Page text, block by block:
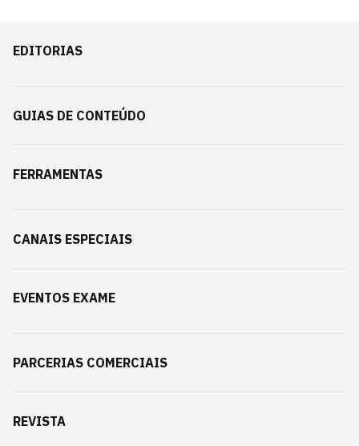
EDITORIAS
GUIAS DE CONTEÚDO
FERRAMENTAS
CANAIS ESPECIAIS
EVENTOS EXAME
PARCERIAS COMERCIAIS
REVISTA